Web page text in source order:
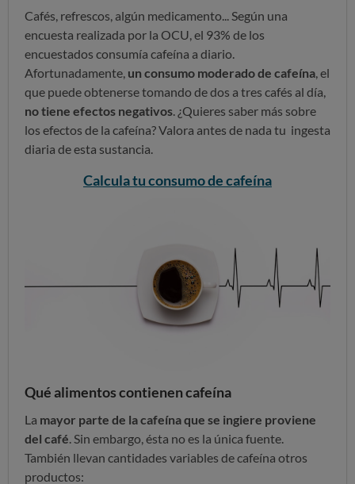
Cafés, refrescos, algún medicamento... Según una
encuesta realizada por la OCU, el 93% de los
encuestados consumía cafeína a diario.
Afortunadamente, un consumo moderado de cafeína, el
que puede obtenerse tomando de dos a tres cafés al día,
no tiene efectos negativos. ¿Quieres saber más sobre
los efectos de la cafeína? Valora antes de nada tu ingesta
diaria de esta sustancia.
Calcula tu consumo de cafeína
Qué alimentos contienen cafeína
La mayor parte de la cafeína que se ingiere proviene
del café. Sin embargo, ésta no es la única fuente.
También llevan cantidades variables de cafeína otros
productos: